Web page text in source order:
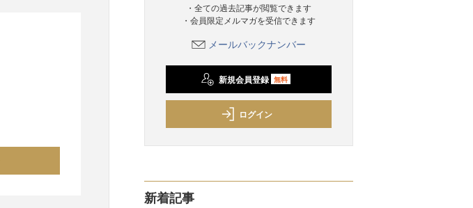
・全ての過去記事が閲覧できます
・会員限定メルマガを受信できます
メールバックナンバー
新規会員登録 無料
ログイン
新着記事